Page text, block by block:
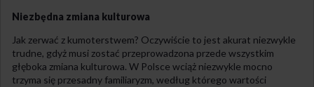
Niezbędna zmiana kulturowa
Jak zerwać z kumoterstwem? Oczywiście to jest akurat niezwykle
trudne, gdyż musi zostać przeprowadzona przede wszystkim
głęboka zmiana kulturowa. W Polsce wciąż niezwykle mocno
trzyma się przesadny familiaryzm, według którego wartości